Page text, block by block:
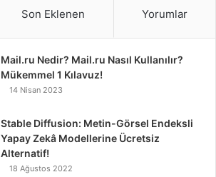
Son Eklenen Yorumlar
Mail.ru Nedir? Mail.ru Nasıl Kullanılır?
Mükemmel 1 Kılavuz!
14 Nisan 2023
Stable Diffusion: Metin-Görsel Endeksli
Yapay Zekâ Modellerine Ücretsiz
Alternatif!
18 Ağustos 2022